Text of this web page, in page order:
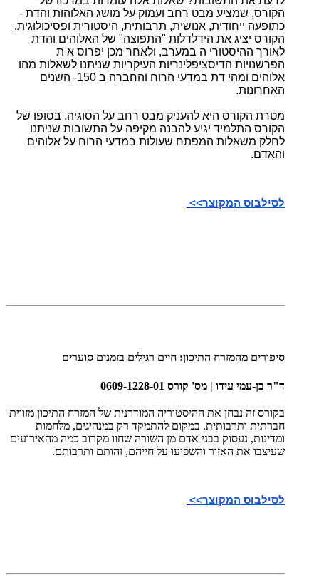
הקורס, שמציע מבט רחב ועמוק על מושג האלוהות והדת -
כתופעה ייחודית, אנושית, תרבותית, היסטורית ופסיכולוגית.
הקורס יציג את הידלדלות "התפוצה" של האלוהים והדת
לאורך ההיסטורי ה במערב, ולאחר מכן יפרוס א ת
הפרשנויות הדיסציפלינריות העיקריות שניתנו לשאלות מהו
אלוהים ומהי דת במדעי הרוח והחברה ב 150- השנים
האחרונות.
מטרת הקורס היא להעניק מבט רחב על הסוגיה. בסופו של
הקורס התלמיד יגיע להבנה מקיפה על התשובות שניתנו
לחלק משאלות המפתח שעולות במדעי הרוח על אלוהים
והאדם.
לסילבוס המקוצר>>
סיפורים מהמזרח התיכון: חיים רגילים בזמנים סוערים
ד"ר בן-עמי עידו | מס' קורס 0609-1228-01
בקורס זה נבחן את ההיסטוריה המודרנית של המזרח התיכון מזווית
חברתית ותרבותית. במקום להתמקד רק במנהיגים, מלחמות
ומדינות, נעסוק בבני אדם מן השורה שחוו מקרוב כמה מהאירועים
שעיצבו את האזור והשפיעו על חייהם, זהותם ותרבותם.
לסילבוס המקוצר>>